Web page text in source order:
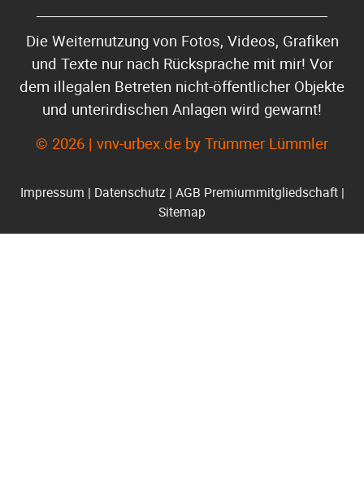
Die Weiternutzung von Fotos, Videos, Grafiken
und Texte nur nach Rücksprache mit mir! Vor
dem illegalen Betreten nicht-öffentlicher Objekte
und unterirdischen Anlagen wird gewarnt!
© 2026 | vnv-urbex.de by Trümmer Lümmler
Impressum | Datenschutz| AGB Premiummitgliedschaft|
Sitemap